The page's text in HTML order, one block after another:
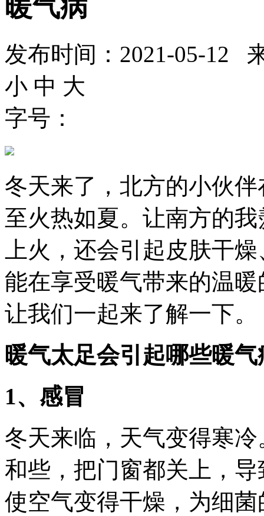
暖气病
发布时间：2021-05-12
小 中 大
字号：
冬天来了，北方的小伙
至火热如夏。让南方的
上火，还会引起皮肤干
能在享受暖气带来的温
让我们一起来了解一下。
暖气太足会引起哪些暖气
1、感冒
冬天来临，天气变得寒
和些，把门窗都关上，
使空气变得干燥，为细